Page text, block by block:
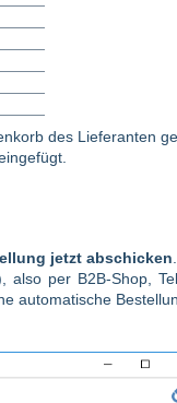
des Lieferanten
jetzt abschicken
also per B2B-Shop,
automatische